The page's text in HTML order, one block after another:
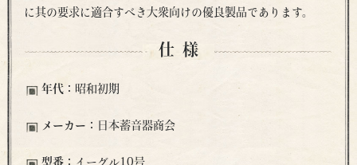
に其の要求に適合すべき大衆向けの優良製品であります。
仕様
年代： 昭和初期
メーカー： 日本蓄音器商会